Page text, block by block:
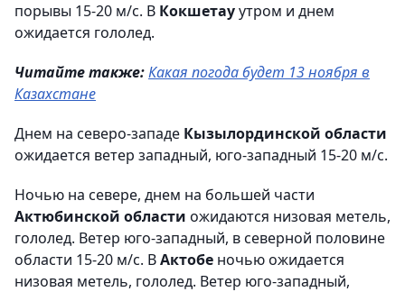
порывы 15-20 м/с. В Кокшетауутром и днем
ожидается гололед.
Читайте также:Какая погода будет 13 ноября в
Казахстане
Днем на северо-западе Кызылординской области
ожидается ветер западный, юго-западный 15-20 м/с.
Ночью на севере, днем на большей части
Актюбинской области ожидаются низовая метель,
гололед. Ветер юго-западный, в северной половине
области 15-20 м/с. ВАктобе ночью ожидается
низовая метель, гололед. Ветер юго-западный,